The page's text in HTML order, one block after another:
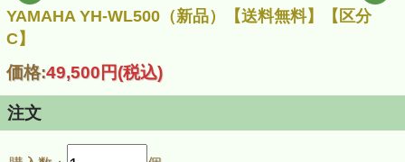
YAMAHA YH-WL500（新品）【送料無料】【区分
C】
価格:49,500円(税込)
注文